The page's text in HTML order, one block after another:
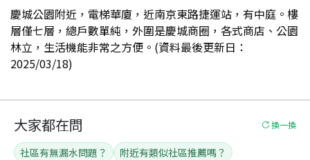
慶城公園附近，電梯華廈，近南京東路捷運站，有中庭。樓
層僅七層，總戶數單純，外圍是慶城商圈，各式商店、公園
林立，生活機能非常之方便。(資料最後更新日：
2025/03/18)
大家都在問 換一換
社區有無漏水問題？
附近有類似社區推薦嗎？